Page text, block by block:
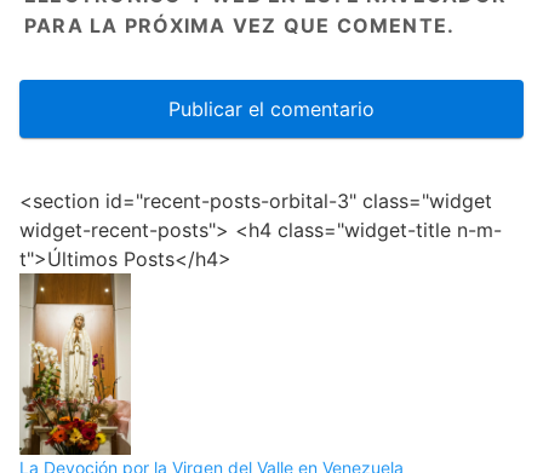
PARA LA PRÓXIMA VEZ QUE COMENTE.
<section id="recent-posts-orbital-3" class="widget
widget-recent-posts"> <h4 class="widget-title n-m-
t">Últimos Posts</h4>
La Devoción por la Virgen del Valle en Venezuela